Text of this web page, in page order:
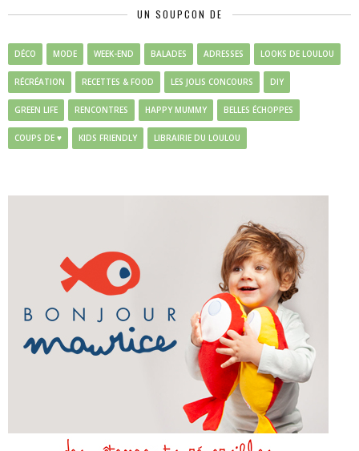
UN SOUPCON DE
DÉCO MODE WEEK-END BALADES ADRESSES LOOKS DE LOULOU
RÉCRÉATION RECETTES & FOOD LES JOLIS CONCOURS DIY
GREEN LIFE RENCONTRES HAPPY MUMMY BELLES ÉCHOPPES
COUPS DE ♥ KIDS FRIENDLY LIBRAIRIE DU LOULOU